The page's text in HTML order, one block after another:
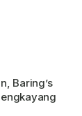
Baring’s